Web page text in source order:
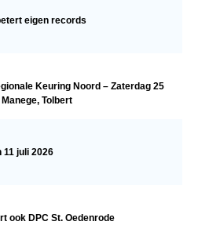
eigen records
Keuring Noord – Zaterdag 25
Tolbert
11 juli 2026
ook DPC St. Oedenrode